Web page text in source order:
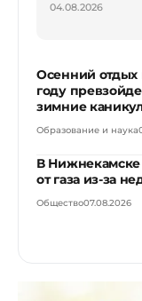
04.08.2026
Осенний отдых
году
зимние
Образование и наука
В
от газа из-за
Общество07.08.2026